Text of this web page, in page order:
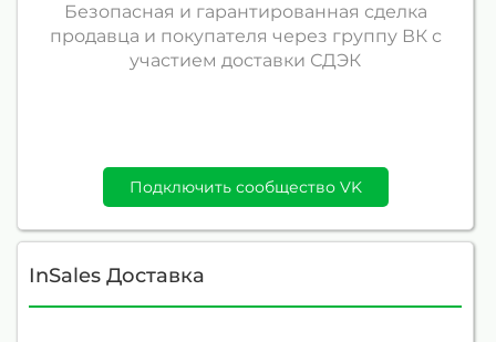
Безопасная и гарантированная сделка
продавца и покупателя через группу ВК с
участием доставки СДЭК
Подключить сообщество VK
InSales Доставка